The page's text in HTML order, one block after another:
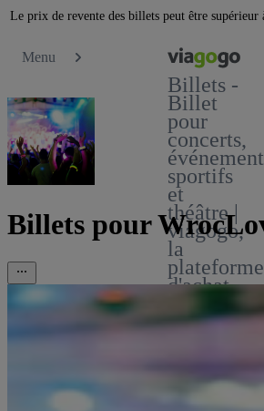
Le prix de revente des billets peut être
Menu
Billets -
Billet
pour
concerts,
sportifs
et
théâtre |
viagogo,
la
plateforme
d'achat
vente
Billets pour